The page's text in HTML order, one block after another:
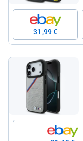
31,99 €